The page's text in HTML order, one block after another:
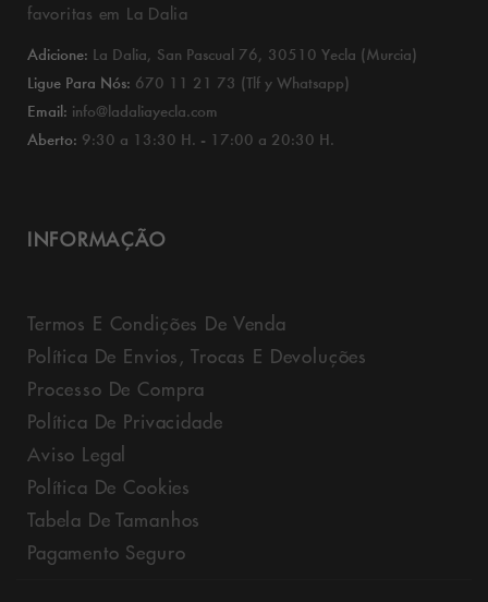
favoritas em La Dalia
Adicione: La Dalia, San Pascual 76, 30510 Yecla (Murcia)
Ligue Para Nós: 670 11 21 73 (Tlf y Whatsapp)
Email: info@ladaliayecla.com
Aberto: 9:30 a 13:30 H. - 17:00 a 20:30 H.
INFORMAÇÃO
Termos E Condições De Venda
Política De Envios, Trocas E Devoluções
Processo De Compra
Política De Privacidade
Aviso Legal
Política De Cookies
Tabela De Tamanhos
Pagamento Seguro